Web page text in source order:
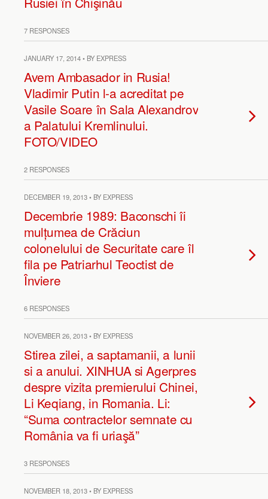
7 RESPONSES
JANUARY 17, 2014 • BY EXPRESS
Avem Ambasador in Rusia!
Vladimir Putin l-a acreditat pe
Vasile Soare în Sala Alexandrov
a Palatului Kremlinului.
FOTO/VIDEO
2 RESPONSES
DECEMBER 19, 2013 • BY EXPRESS
Decembrie 1989: Baconschi îi
mulțumea de Crăciun
colonelului de Securitate care îl
fila pe Patriarhul Teoctist de
Înviere
6 RESPONSES
NOVEMBER 26, 2013 • BY EXPRESS
Stirea zilei, a saptamanii, a lunii
si a anului. XINHUA si Agerpres
despre vizita premierului Chinei,
Li Keqiang, in Romania. Li:
“Suma contractelor semnate cu
România va fi uriaşă”
3 RESPONSES
NOVEMBER 18, 2013 • BY EXPRESS